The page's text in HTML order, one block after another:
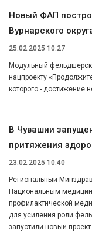
Новый ФАП
Вурнарского
25.02.2025 10:27
Модульный
нацпроекту
которого - достижение
В Чувашии
притяжения
23.02.2025 10:40
Региональный
Национальным
профилактической
для усиления роли
запустили новый